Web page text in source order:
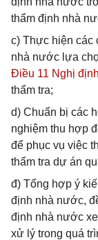
thẩm định nhà
c) Thực hiện các
nhà nước lựa
Điều 11 Nghị
thẩm tra;
d) Chuẩn bị các
nghiệm thu hợp
để phục vụ việc
thẩm tra dự án
đ) Tổng hợp ý
định nhà nước,
định nhà nước
xử lý trong quá